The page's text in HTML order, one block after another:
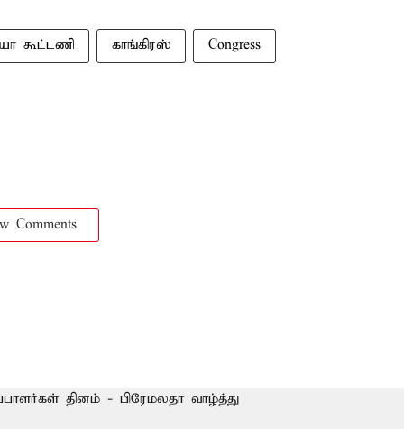
கூட்டணி காங்கிரஸ் Congress
Comments